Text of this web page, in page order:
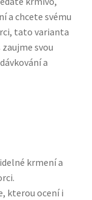
kvalitou
a chcete svému
tato varianta
svou
a
krmení a
kterou ocení i